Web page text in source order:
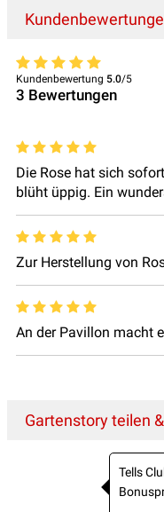
Kundenbewertung 5.0/5
3 Bewertungen
Die Rose hat sich
blüht üppig. Ein
Zur Herstellung von
An der Pavillon macht
Gartenstory teilen
Tells